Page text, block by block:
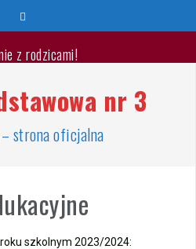
z rodzicami!
2026/2027
Wakacji🐬🐙
szkolnego 2025/2026
nr 3
strona oficjalna
szkolnym 2023/2024: